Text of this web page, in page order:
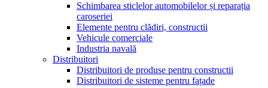
Schimbarea sticlelor automobilelor și reparația
caroseriei
Elemente pentru clădiri, constructii
Vehicule comerciale
Industria navală
Distribuitori
Distribuitori de produse pentru constructii
Distribuitori de sisteme pentru fațade